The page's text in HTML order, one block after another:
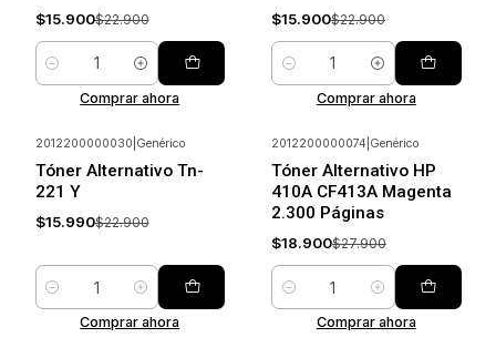
$15.900$22.900
Cantidad
Comprar ahora
$15.900$22.900
Cantidad
Comprar ahora
2012200000030 Genérico
Tóner Alternativo Tn-
221 Y
$15.990$22.900
Cantidad
Comprar ahora
2012200000074 Genérico
Tóner Alternativo HP
410A CF413A Magenta
2.300 Páginas
$18.900$27.900
Cantidad
Comprar ahora